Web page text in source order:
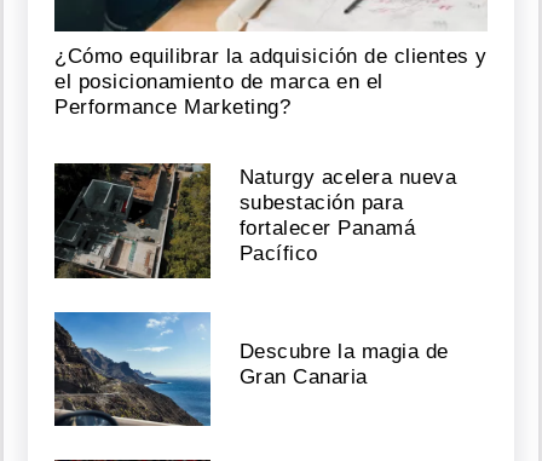
¿Cómo equilibrar la adquisición de clientes y
el posicionamiento de marca en el
Performance Marketing?
Naturgy acelera nueva
subestación para
fortalecer Panamá
Pacífico
Descubre la magia de
Gran Canaria